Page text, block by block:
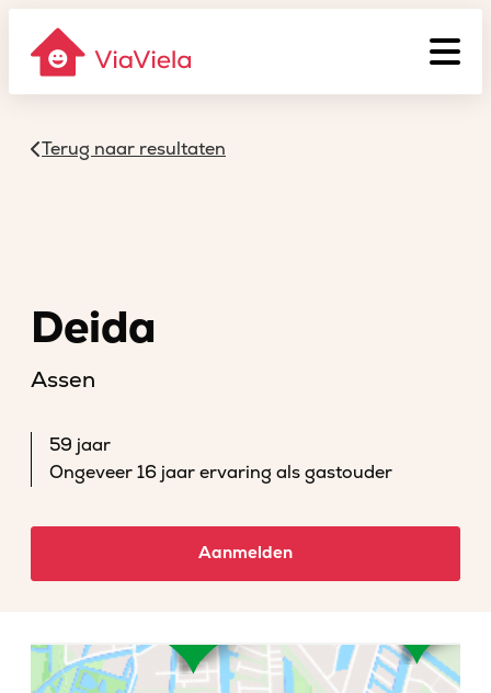
Terug naar resultaten
Deida
Assen
59 jaar
Ongeveer 16 jaar ervaring als gastouder
Aanmelden